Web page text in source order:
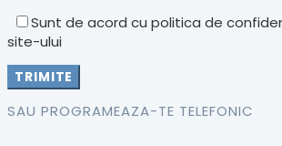
Sunt de acord cu politica de
site-ului
SAU PROGRAMEAZA-TE TELEFONIC